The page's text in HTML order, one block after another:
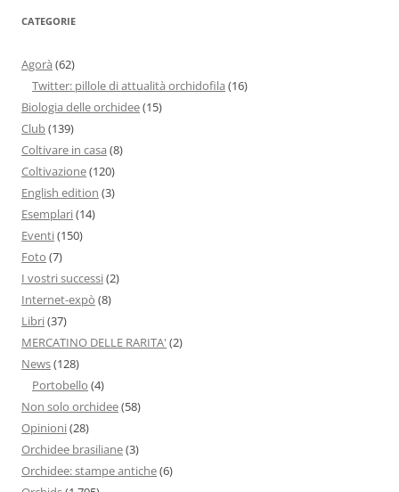
CATEGORIE
Agorà (62)
Twitter: pillole di attualità orchidofila (16)
Biologia delle orchidee(15)
Club(139)
Coltivare in casa (8)
Coltivazione(120)
English edition (3)
Esemplari(14)
Eventi(150)
Foto (7)
I vostri successi(2)
Internet-expò (8)
Libri(37)
MERCATINO DELLE RARITA' (2)
News(128)
Portobello (4)
Non solo orchidee(58)
Opinioni(28)
Orchidee brasiliane(3)
Orchidee: stampe antiche(6)